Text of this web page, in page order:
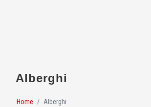
Alberghi
Home Alberghi